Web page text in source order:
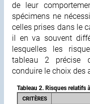
de leur
spécimens ne
celles prises dans le
il en va souvent
lesquelles les
tableau 2 précise
conduire le choix des
Tableau 2. Risques relatifs
CRITÈRES